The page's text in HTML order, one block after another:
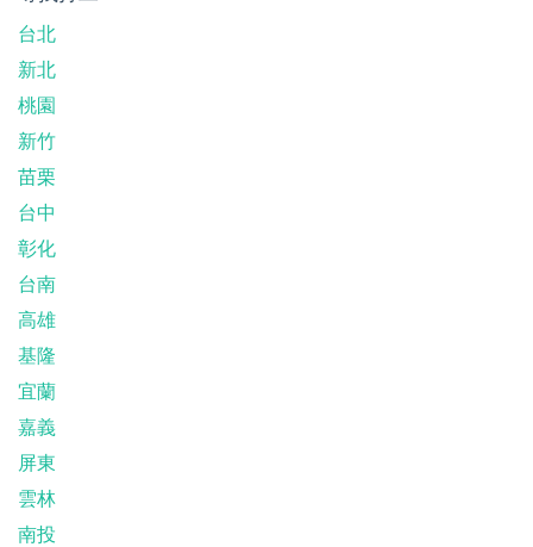
台北
新北
桃園
新竹
苗栗
台中
彰化
台南
高雄
基隆
宜蘭
嘉義
屏東
雲林
南投